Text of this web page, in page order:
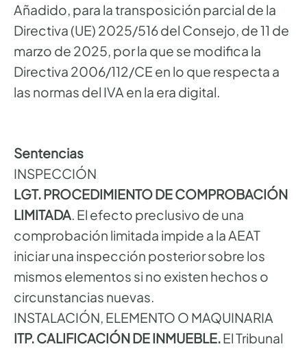
Añadido, para la transposición parcial de la
Directiva (UE) 2025/516 del Consejo, de 11 de
marzo de 2025, por la que se modifica la
Directiva 2006/112/CE en lo que respecta a
las normas del IVA en la era digital.
Sentencias
INSPECCIÓN
LGT. PROCEDIMIENTO DE COMPROBACIÓN
LIMITADA . El efecto preclusivo de una
comprobación limitada impide a la AEAT
iniciar una inspección posterior sobre los
mismos elementos si no existen hechos o
circunstancias nuevas.
INSTALACIÓN, ELEMENTO O MAQUINARIA
ITP. CALIFICACIÓN DE INMUEBLE.El Tribunal